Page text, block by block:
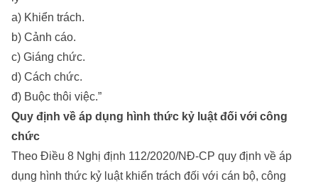
a) Khiển trách.
b) Cảnh cáo.
c) Giáng chức.
d) Cách chức.
đ) Buộc thôi việc.”
Quy định về áp dụng hình thức kỷ luật đối với công
chức
Theo Điều 8 Nghị định 112/2020/NĐ-CP quy định về áp
dụng hình thức kỷ luật khiển trách đối với cán bộ, công